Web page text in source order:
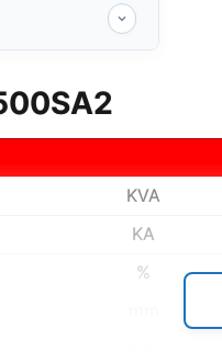
KVA
KA
%